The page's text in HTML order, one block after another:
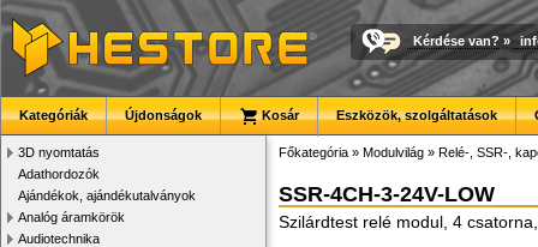
Kérdése van? »
Kategóriák Újdonságok Kosár Eszközök, szolgáltatások
3D nyomtatás
Adathordozók
Ajándékok, ajándékutalványok
Analóg áramkörök
Audiotechnika
Főkategória » Modulvilág » Relé-, SSR-,
SSR-4CH-3-24V-LOW
Szilárdtest relé modul, 4